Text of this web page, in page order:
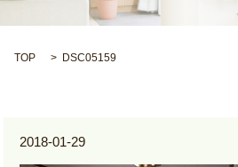
TOP DSC05159
2018-01-29